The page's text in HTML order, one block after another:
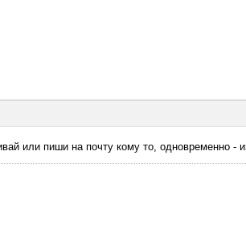
или пиши на почту кому то, одновременно -